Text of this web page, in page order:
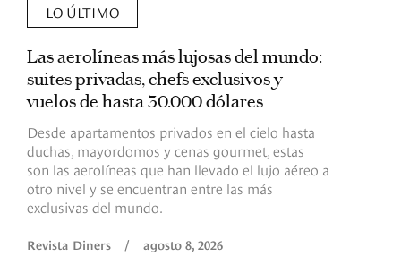
LO ÚLTIMO
Las aerolíneas más lujosas del mundo:
suites privadas, chefs exclusivos y
vuelos de hasta 30.000 dólares
Desde apartamentos privados en el cielo hasta
duchas, mayordomos y cenas gourmet, estas
son las aerolíneas que han llevado el lujo aéreo a
otro nivel y se encuentran entre las más
exclusivas del mundo.
Revista Diners / agosto 8, 2026